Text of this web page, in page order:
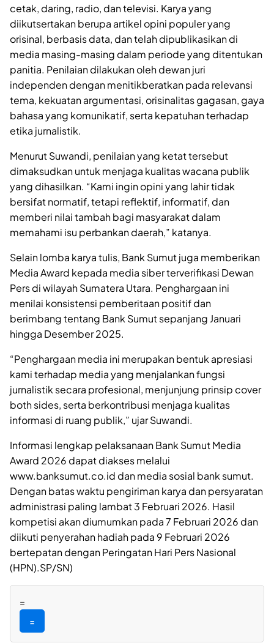
cetak, daring, radio, dan televisi. Karya yang
diikutsertakan berupa artikel opini populer yang
orisinal, berbasis data, dan telah dipublikasikan di
media masing-masing dalam periode yang ditentukan
panitia. Penilaian dilakukan oleh dewan juri
independen dengan menitikberatkan pada relevansi
tema, kekuatan argumentasi, orisinalitas gagasan, gaya
bahasa yang komunikatif, serta kepatuhan terhadap
etika jurnalistik.
Menurut Suwandi, penilaian yang ketat tersebut
dimaksudkan untuk menjaga kualitas wacana publik
yang dihasilkan. “Kami ingin opini yang lahir tidak
bersifat normatif, tetapi reflektif, informatif, dan
memberi nilai tambah bagi masyarakat dalam
memahami isu perbankan daerah,” katanya.
Selain lomba karya tulis, Bank Sumut juga memberikan
Media Award kepada media siber terverifikasi Dewan
Pers di wilayah Sumatera Utara. Penghargaan ini
menilai konsistensi pemberitaan positif dan
berimbang tentang Bank Sumut sepanjang Januari
hingga Desember 2025.
“Penghargaan media ini merupakan bentuk apresiasi
kami terhadap media yang menjalankan fungsi
jurnalistik secara profesional, menjunjung prinsip cover
both sides, serta berkontribusi menjaga kualitas
informasi di ruang publik,” ujar Suwandi.
Informasi lengkap pelaksanaan Bank Sumut Media
Award 2026 dapat diakses melalui
www.banksumut.co.id dan media sosial bank sumut.
Dengan batas waktu pengiriman karya dan persyaratan
administrasi paling lambat 3 Februari 2026. Hasil
kompetisi akan diumumkan pada 7 Februari 2026 dan
diikuti penyerahan hadiah pada 9 Februari 2026
bertepatan dengan Peringatan Hari Pers Nasional
(HPN).SP/SN)
=
=